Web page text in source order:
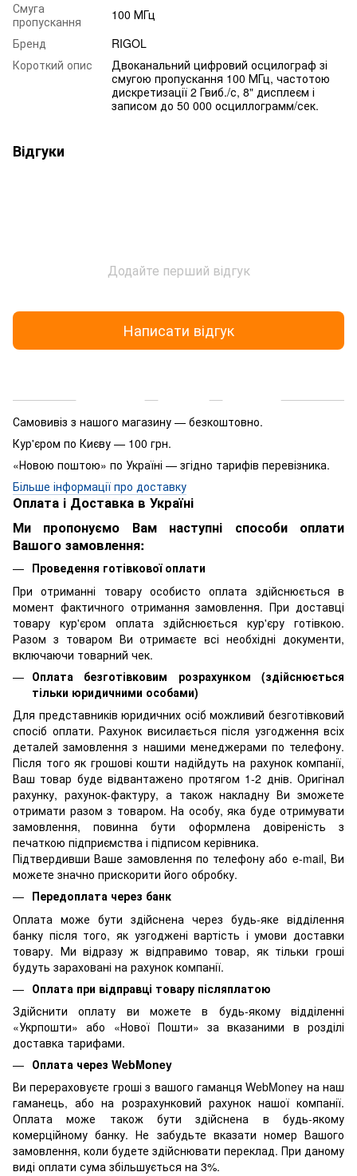
Смуга
пропускання
100 МГц
Бренд
RIGOL
Короткий опис
Двоканальний цифровий осцилограф зі
смугою пропускання 100 МГц, частотою
дискретизації 2 Гвиб./с, 8" дисплеєм і
записом до 50 000 осциллограмм/сек.
Відгуки
Додайте перший відгук
Написати відгук
Самовивіз з нашого магазину — безкоштовно.
Кур'єром по Києву — 100 грн.
«Новою поштою» по Україні — згідно тарифів перевізника.
Більше інформації про доставку
Оплата і Доставка в Україні
Ми пропонуємо Вам наступні способи оплати
Вашого замовлення:
Проведення готівкової оплати
При отриманні товару особисто оплата здійснюється в
момент фактичного отримання замовлення. При доставці
товару кур'єром оплата здійснюється кур'єру готівкою.
Разом з товаром Ви отримаєте всі необхідні документи,
включаючи товарний чек.
Оплата безготівковим розрахунком (здійснюється
тільки юридичними особами)
Для представників юридичних осіб можливий безготівковий
спосіб оплати. Рахунок висилається після узгодження всіх
деталей замовлення з нашими менеджерами по телефону.
Після того як грошові кошти надійдуть на рахунок компанії,
Ваш товар буде відвантажено протягом 1-2 днів. Оригінал
рахунку, рахунок-фактуру, а також накладну Ви зможете
отримати разом з товаром. На особу, яка буде отримувати
замовлення, повинна бути оформлена довіреність з
печаткою підприємства і підписом керівника.
Підтвердивши Ваше замовлення по телефону або e-mail, Ви
можете значно прискорити його обробку.
Передоплата через банк
Оплата може бути здійснена через будь-яке відділення
банку після того, як узгоджені вартість і умови доставки
товару. Ми відразу ж відправимо товар, як тільки гроші
будуть зараховані на рахунок компанії.
Оплата при відправці товару післяплатою
Здійснити оплату ви можете в будь-якому відділенні
«Укрпошти» або «Нової Пошти» за вказаними в розділі
доставка тарифами.
Оплата через WebMoney
Ви перераховуєте гроші з вашого гаманця WebMoney на наш
гаманець, або на розрахунковий рахунок нашої компанії.
Оплата може також бути здійснена в будь-якому
комерційному банку. Не забудьте вказати номер Вашого
замовлення, коли будете здійснювати переклад. При даному
виді оплати сума збільшується на 3%.